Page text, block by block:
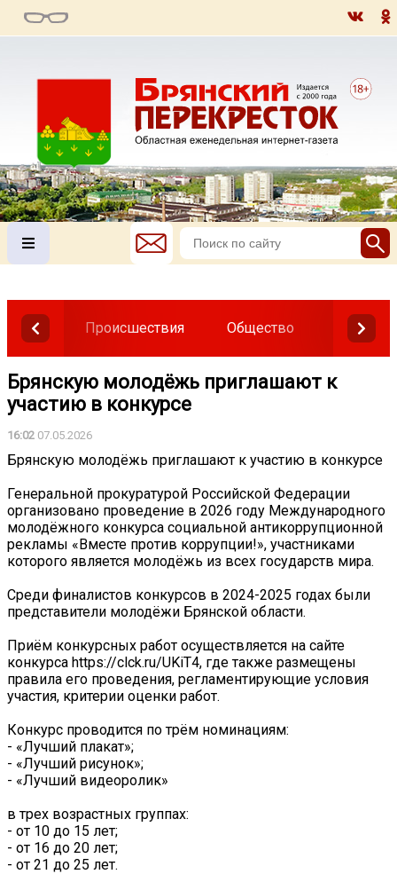
Происшествия Общество Власть
Брянскую молодёжь приглашают к
участию в конкурсе
16:02 07.05.2026
Брянскую молодёжь приглашают к участию в конкурсе
Генеральной прокуратурой Российской Федерации
организовано проведение в 2026 году Международного
молодёжного конкурса социальной антикоррупционной
рекламы «Вместе против коррупции!», участниками
которого является молодёжь из всех государств мира.
Среди финалистов конкурсов в 2024-2025 годах были
представители молодёжи Брянской области.
Приём конкурсных работ осуществляется на сайте
конкурса https://clck.ru/UKiT4, где также размещены
правила его проведения, регламентирующие условия
участия, критерии оценки работ.
Конкурс проводится по трём номинациям:
- «Лучший плакат»;
- «Лучший рисунок»;
- «Лучший видеоролик»
в трех возрастных группах:
- от 10 до 15 лет;
- от 16 до 20 лет;
- от 21 до 25 лет.